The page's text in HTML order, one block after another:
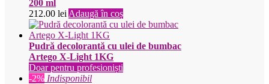
200 ml
212.00 lei Adaugă în coș
Pudră decolorantă cu ulei de bumbac
Artego X-Light 1KG
Doar pentru profesioniști
-2% Indisponibil